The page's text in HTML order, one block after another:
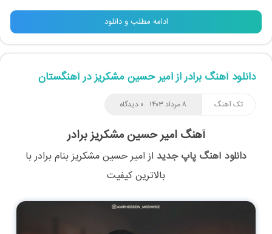
ادامه مطلب و دانلود
دانلود آهنگ برادر از امیر حسین مشکریز در آهنگستان
تک آهنگ ۰ دیدگاه ۸ مرداد ۱۴۰۳
آهنگ امیر حسین مشکریز برادر
دانلود آهنگ پاپ جدید ازامیر حسین مشکریزبنامبرادربا
بالاترین کیفیت